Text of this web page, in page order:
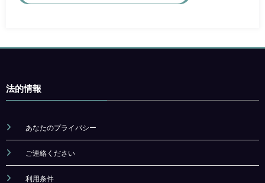
法的情報
あなたのプライバシー
ご連絡ください
利用条件